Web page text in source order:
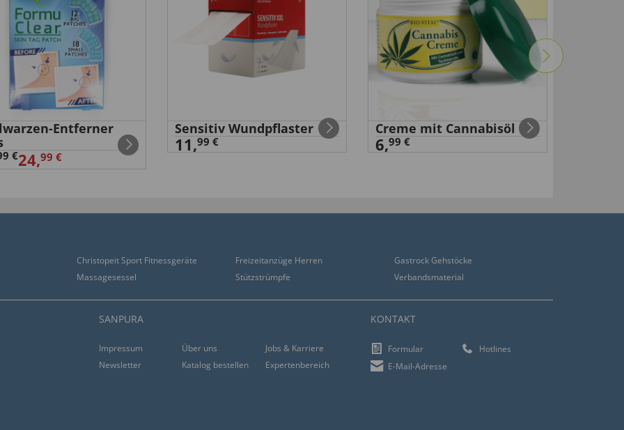
Entferner
€24,99 €
Sensitiv Wundpflaster
11,99 €
Creme mit Cannabisöl
6,99 €
Christopeit Sport Fitnessgeräte Freizeitanzüge Herren
Gastrock Gehstöcke
Massagesessel Stützstrümpfe Verbandsmaterial
SANPURA
Impressum Über uns
Jobs & Karriere
Newsletter
Katalog bestellen Expertenbereich
KONTAKT
Formular
Hotlines
E-Mail-Adresse